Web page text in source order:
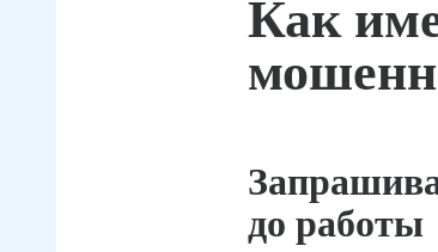
Как
до работы